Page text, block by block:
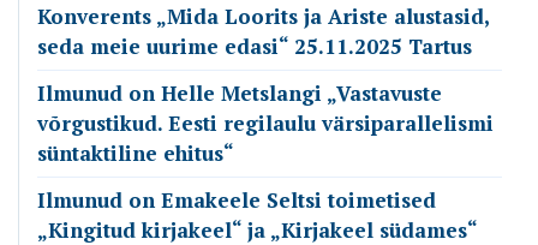
Konverents „Mida Loorits ja Ariste alustasid,
seda meie uurime edasi“ 25.11.2025 Tartus
Ilmunud on Helle Metslangi „Vastavuste
võrgustikud. Eesti regilaulu värsiparallelismi
süntaktiline ehitus“
Ilmunud on Emakeele Seltsi toimetised
„Kingitud kirjakeel“ ja „Kirjakeel südames“